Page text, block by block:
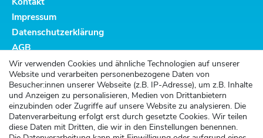
Wir verwenden Cookies und ähnliche Technologien auf unserer
Website und verarbeiten personenbezogene Daten von
Besucher:innen unserer Webseite (z.B. IP-Adresse), um z.B. Inhalte
und Anzeigen zu personalisieren, Medien von Drittanbietern
einzubinden oder Zugriffe auf unsere Website zu analysieren. Die
Datenverarbeitung erfolgt erst durch gesetzte Cookies. Wir teilen
diese Daten mit Dritten, die wir in den Einstellungen benennen.
Impressum
Datenschutzerklärung
AGB
Altbatterieentsorgung
Kundenservice
Versand
Zahlung